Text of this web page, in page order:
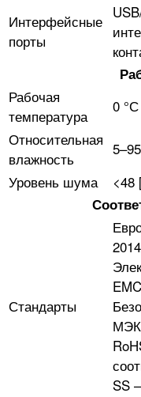
Интерфейсные
порты
Рабочая
температура
0
Относительная
влажность
Уровень шума
Стандарты
МЭК
SS